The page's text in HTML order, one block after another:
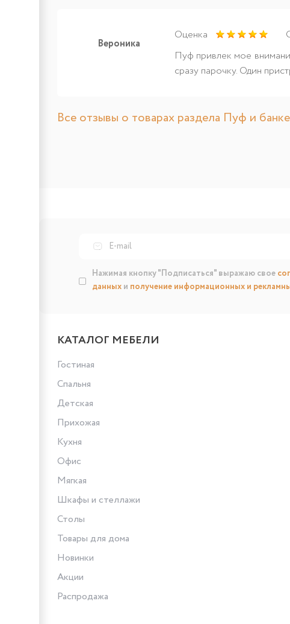
Вероника
Оценка
Пуф привлек мое
сразу парочку. Один
Все отзывы о товарах раздела Пуф и
Нажимая кнопку "Подписаться" выражаю свое
данных и получение информационных и
КАТАЛОГ МЕБЕЛИ
Гостиная
Спальня
Детская
Прихожая
Кухня
Офис
Мягкая
Шкафы и стеллажи
Столы
Товары для дома
Новинки
Акции
Распродажа